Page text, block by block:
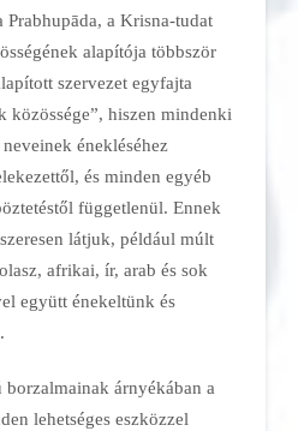
Prabhupāda, a Krisna-tudat
alapítója többször
szervezet egyfajta
közössége”, hiszen mindenki
énekléséhez
és minden egyéb
függetlenül. Ennek
látjuk, például múlt
afrikai, ír, arab és sok
együtt énekeltünk és
borzalmainak árnyékában a
lehetséges eszközzel